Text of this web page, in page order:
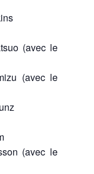
(avec le
(avec le
(avec le